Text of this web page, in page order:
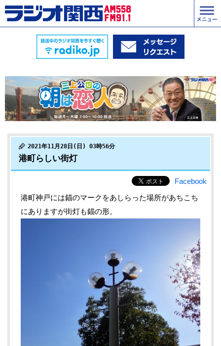
2021年11月28日(日) 03時56分
港町らしい街灯
Facebook
港町神戸には錨のマークをあしらった場所があちこち
にありますが街灯も錨の形。